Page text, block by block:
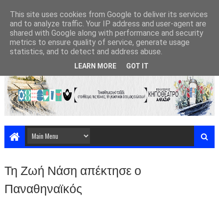
Τη Ζωή Νάση απέκτησε ο
Παναθηναϊκός
This site uses cookies from Google to deliver its services
and to analyze traffic. Your IP address and user-agent are
shared with Google along with performance and security
metrics to ensure quality of service, generate usage
statistics, and to detect and address abuse.
LEARN MORE GOT IT